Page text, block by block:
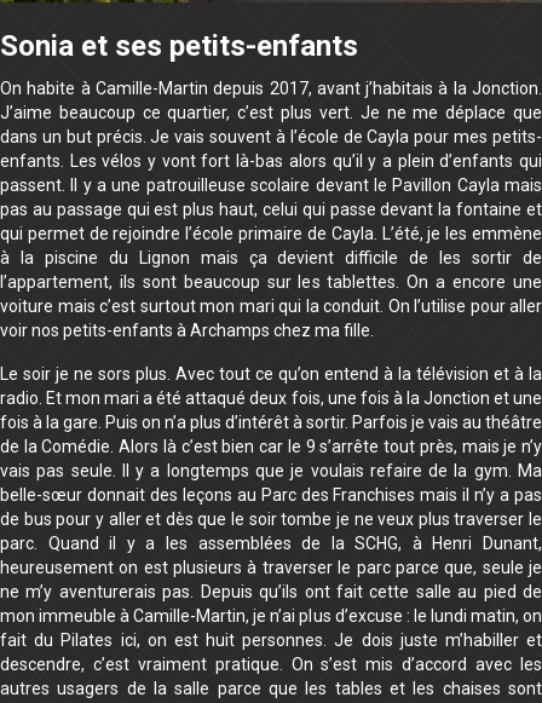
Sonia et ses petits-enfants
On habite à Camille-Martin depuis 2017, avant j’habitais à la Jonction.
J’aime beaucoup ce quartier, c’est plus vert. Je ne me déplace que
dans un but précis. Je vais souvent à l’école de Cayla pour mes petits-
enfants. Les vélos y vont fort là-bas alors qu’il y a plein d’enfants qui
passent. Il y a une patrouilleuse scolaire devant le Pavillon Cayla mais
pas au passage qui est plus haut, celui qui passe devant la fontaine et
qui permet de rejoindre l’école primaire de Cayla. L’été, je les emmène
à la piscine du Lignon mais ça devient difficile de les sortir de
l’appartement, ils sont beaucoup sur les tablettes. On a encore une
voiture mais c’est surtout mon mari qui la conduit. On l’utilise pour aller
voir nos petits-enfants à Archamps chez ma fille.
Le soir je ne sors plus. Avec tout ce qu’on entend à la télévision et à la
radio. Et mon mari a été attaqué deux fois, une fois à la Jonction et une
fois à la gare. Puis on n’a plus d’intérêt à sortir. Parfois je vais au théâtre
de la Comédie. Alors là c’est bien car le 9 s’arrête tout près, mais je n’y
vais pas seule. Il y a longtemps que je voulais refaire de la gym. Ma
belle-sœur donnait des leçons au Parc des Franchises mais il n’y a pas
de bus pour y aller et dès que le soir tombe je ne veux plus traverser le
parc. Quand il y a les assemblées de la SCHG, à Henri Dunant,
heureusement on est plusieurs à traverser le parc parce que, seule je
ne m’y aventurerais pas. Depuis qu’ils ont fait cette salle au pied de
mon immeuble à Camille-Martin, je n’ai plus d’excuse : le lundi matin, on
fait du Pilates ici, on est huit personnes. Je dois juste m’habiller et
descendre, c’est vraiment pratique. On s’est mis d’accord avec les
autres usagers de la salle parce que les tables et les chaises sont